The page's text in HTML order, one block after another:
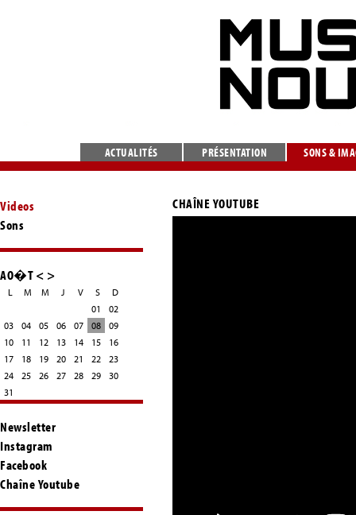
ACTUALITÉS PRÉSENTATION SONS &
Videos
Sons
AO�T< >
L M M J V S
D
01
02
03
04 05 06 07 08
09
10
11 12 13 14 15
16
17
18 19 20 21 22
23
24
25 26 27 28 29
30
31
Newsletter
Instagram
Facebook
Chaîne Youtube
CHAÎNE YOUTUBE